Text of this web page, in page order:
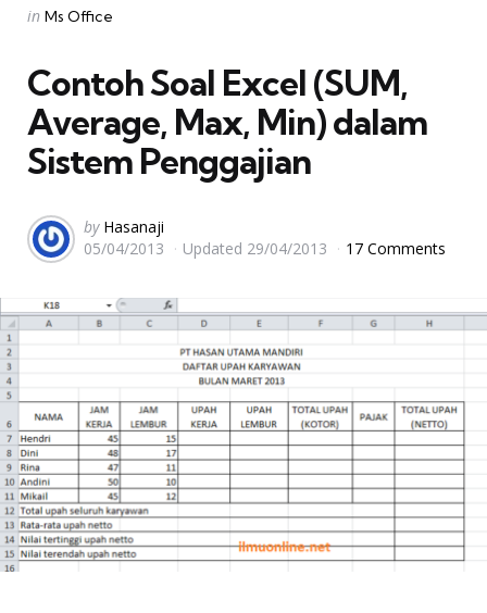
Categories
Posted
in Ms Office
Contoh Soal Excel (SUM,
Average, Max, Min) dalam
Sistem Penggajian
Posted
by
by Hasanaji
05/04/2013
Updated 29/04/2013 17 Comments